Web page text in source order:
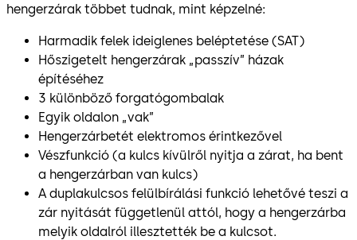
hengerzárak többet tudnak, mint képzelné:
Harmadik felek ideiglenes beléptetése (SAT)
Hőszigetelt hengerzárak „passzív” házak
építéséhez
3 különböző forgatógombalak
Egyik oldalon „vak”
Hengerzárbetét elektromos érintkezővel
Vészfunkció (a kulcs kívülről nyitja a zárat, ha bent
a hengerzárban van kulcs)
A duplakulcsos felülbírálási funkció lehetővé teszi a
zár nyitását függetlenül attól, hogy a hengerzárba
melyik oldalról illesztették be a kulcsot.